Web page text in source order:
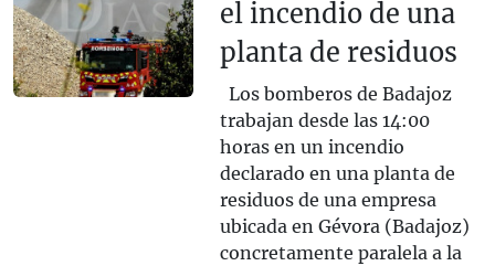
el incendio de una
planta de residuos
Los bomberos de Badajoz
trabajan desde las 14:00
horas en un incendio
declarado en una planta de
residuos de una empresa
ubicada en Gévora (Badajoz)
concretamente paralela a la